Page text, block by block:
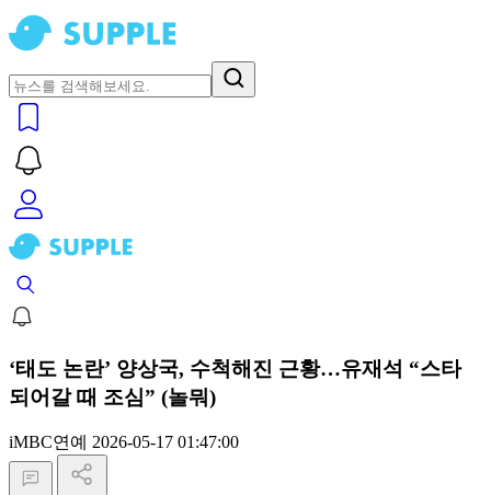
‘태도 논란’ 양상국, 수척해진 근황…유재석 “스타
되어갈 때 조심” (놀뭐)
iMBC연예 2026-05-17 01:47:00